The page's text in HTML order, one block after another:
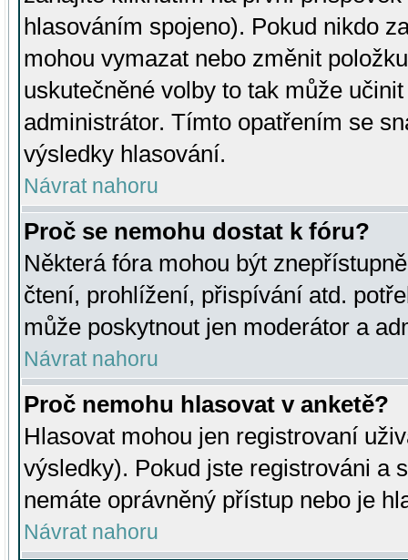
hlasováním spojeno). Pokud nikdo
mohou vymazat nebo změnit
uskutečněné volby to tak může
administrátor. Tímto opatřením se
výsledky hlasování.
Návrat nahoru
Proč se nemohu dostat k fóru?
Některá fóra mohou být
čtení, prohlížení, přispívání atd.
může poskytnout jen moderátor a
Návrat nahoru
Proč nemohu hlasovat v anketě?
Hlasovat mohou jen registrovaní
výsledky). Pokud jste registrováni a
nemáte oprávněný přístup nebo je
Návrat nahoru